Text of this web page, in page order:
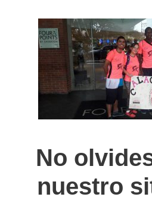
No
nuestro